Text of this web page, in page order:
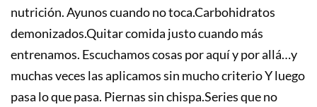
nutrición. Ayunos cuando no toca.Carbohidratos
demonizados.Quitar comida justo cuando más
entrenamos. Escuchamos cosas por aquí y por allá…y
muchas veces las aplicamos sin mucho criterio Y luego
pasa lo que pasa. Piernas sin chispa.Series que no